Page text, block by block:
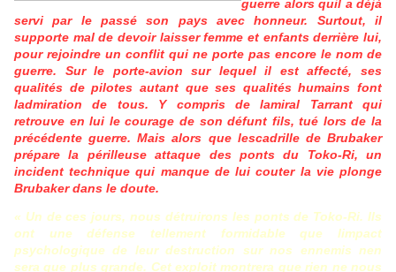
guerre alors quil a déjà
servi par le passé son pays avec honneur. Surtout, il
supporte mal de devoir laisser femme et enfants derrière lui,
pour rejoindre un conflit qui ne porte pas encore le nom de
guerre. Sur le porte-avion sur lequel il est affecté, ses
qualités de pilotes autant que ses qualités humains font
ladmiration de tous. Y compris de lamiral Tarrant qui
retrouve en lui le courage de son défunt fils, tué lors de la
précédente guerre. Mais alors que lescadrille de Brubaker
prépare la périlleuse attaque des ponts du Toko-Ri, un
incident technique qui manque de lui couter la vie plonge
Brubaker dans le doute.
« Un de ces jours, nous détruirons les ponts de Toko-Ri. Ils
ont une défense tellement formidable que limpact
psychologique de leur destruction sur nos ennemis nen
sera que plus grande. Cet exploit montrera que rien ne nous